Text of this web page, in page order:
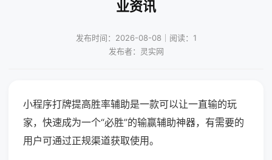
业资讯
发布时间：2026-08-08｜阅读：1
发布者：灵实网
小程序打牌提高胜率辅助是一款可以让一直输的玩
家，快速成为一个“必胜”的输赢辅助神器，有需要的
用户可通过正规渠道获取使用。